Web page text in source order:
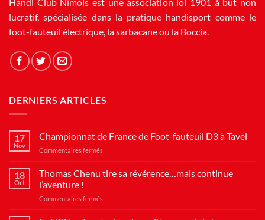
lucratif, spécialisée dans la pratique handisport comme le
foot-fauteuil électrique, la sarbacane ou la Boccia.
DERNIERS ARTICLES
17
Nov
Championnat de France de Foot-fauteuil D3 à Tavel
Commentaires fermés
de
Foot-
18
Oct
Thomas Chenu tire sa révérence…mais continue
l’aventure !
Commentaires fermés
Chenu